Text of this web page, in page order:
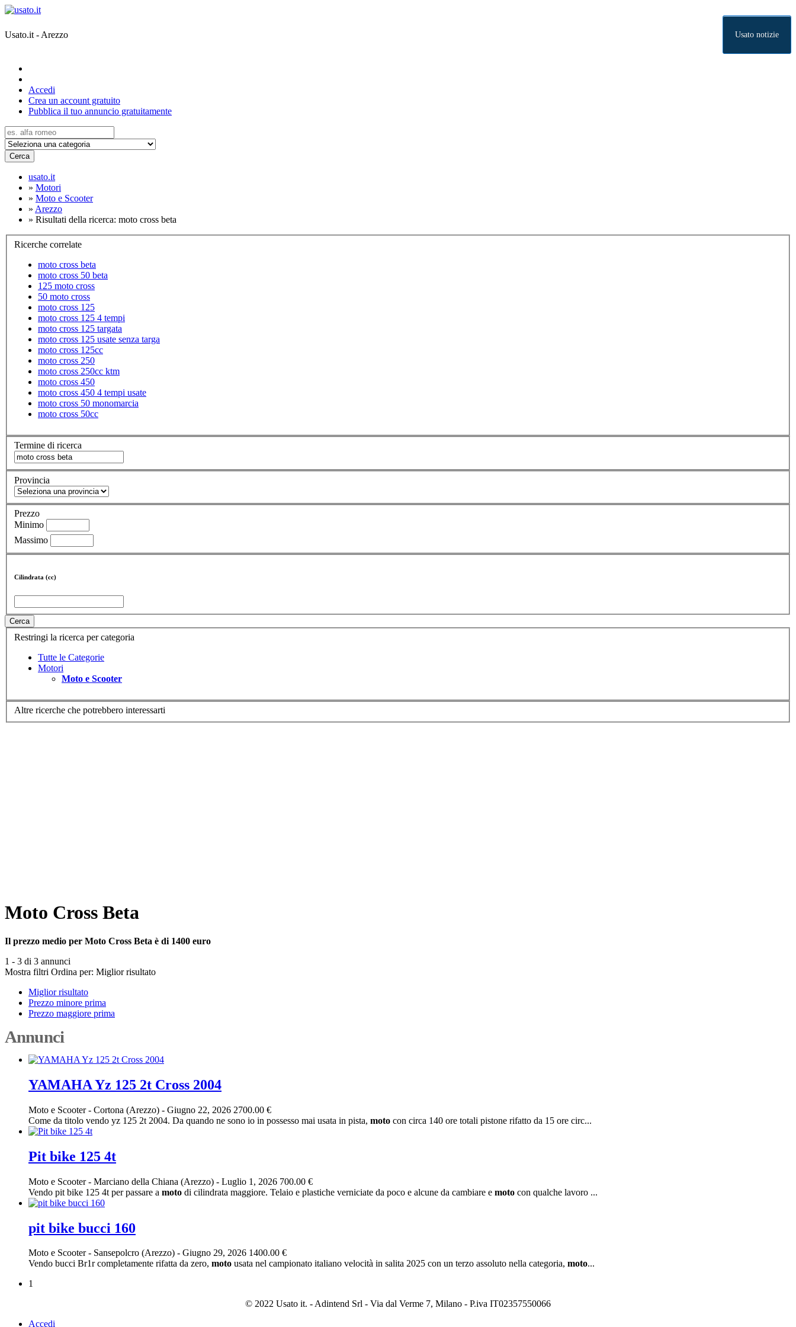
Usato.it - Arezzo Usato notizie
Accedi
Crea un account gratuito
Pubblica il tuo annuncio gratuitamente
Cerca
usato.it
» Motori
» Moto e Scooter
» Arezzo
» Risultati della ricerca: moto cross beta
Ricerche correlate
moto cross beta
moto cross 50 beta
125 moto cross
50 moto cross
moto cross 125
moto cross 125 4 tempi
moto cross 125 targata
moto cross 125 usate senza targa
moto cross 125cc
moto cross 250
moto cross 250cc ktm
moto cross 450
moto cross 450 4 tempi usate
moto cross 50 monomarcia
moto cross 50cc
Termine di ricerca
Provincia
Prezzo
Minimo
Massimo
Cilindrata (cc)
Cerca
Restringi la ricerca per categoria
Tutte le Categorie
Motori
Moto e Scooter
Altre ricerche che potrebbero interessarti
Moto Cross Beta
Il prezzo medio per Moto Cross Beta è di 1400 euro
1 - 3 di 3 annunci
Mostra filtri Ordina per: Miglior risultato
Miglior risultato
Prezzo minore prima
Prezzo maggiore prima
Annunci
YAMAHA Yz 125 2t Cross 2004
Moto e Scooter- Cortona (Arezzo) - Giugno 22, 2026 2700.00 €
Come da titolo vendo yz 125 2t 2004. Da quando ne sono io in possesso mai usata in pista, moto con circa 140 ore totali pistone rifatto da 15 ore circ...
Pit bike 125 4t
Moto e Scooter- Marciano della Chiana (Arezzo) - Luglio 1, 2026 700.00 €
Vendo pit bike 125 4t per passare a moto di cilindrata maggiore. Telaio e plastiche verniciate da poco e alcune da cambiare e moto con qualche lavoro ...
pit bike bucci 160
Moto e Scooter- Sansepolcro (Arezzo) - Giugno 29, 2026 1400.00 €
Vendo bucci Br1r completamente rifatta da zero, moto usata nel campionato italiano velocità in salita 2025 con un terzo assoluto nella categoria, moto...
1
© 2022 Usato it. - Adintend Srl - Via dal Verme 7, Milano - P.iva IT02357550066
Accedi